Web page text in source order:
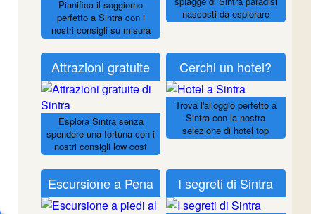
Pianifica il soggiorno
perfetto a Sintra con i
nostri consigli su misura
nascosti da esplorare
Attrazioni gratuite
Esplora Sintra senza
spendere una fortuna con i
nostri consigli low cost
Cerchi un hotel?
Trova l'alloggio perfetto a
Sintra con la nostra
selezione di hotel top
Escursione a Pena I segreti di Sintra